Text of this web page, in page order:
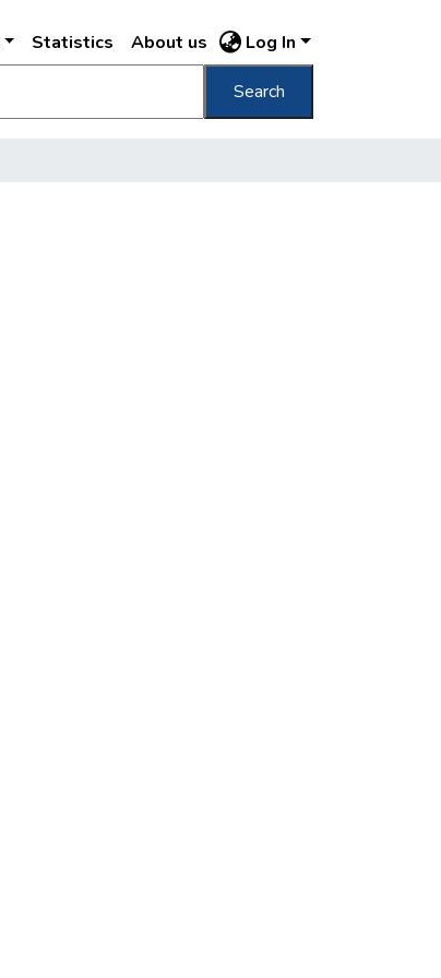
Statistics About us Log In
Search